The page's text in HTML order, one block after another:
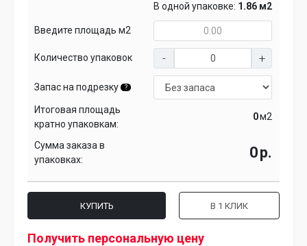
В одной упаковке: 1.86 м2
Введите площадь м2
Количество упаковок
Запас на подрезку ?
Итоговая площадь
кратно упаковкам:
м2
Сумма заказа в
упаковках:
р.
КУПИТЬ В 1 КЛИК
Получить персональную цену